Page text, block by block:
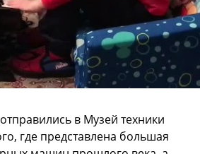
в Музей техники
где представлена большая